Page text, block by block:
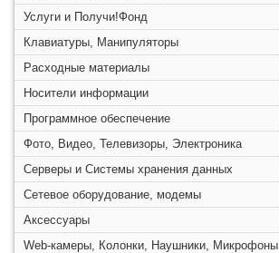
Услуги и Получи!Фонд
Клавиатуры, Манипуляторы
Расходные материалы
Носители информации
Программное обеспечение
Фото, Видео, Телевизоры, Электроника
Серверы и Системы хранения данных
Сетевое оборудование, модемы
Аксессуары
Web-камеры, Колонки, Наушники, Микрофоны